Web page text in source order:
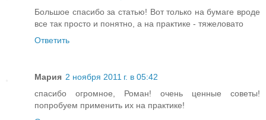
Большое спасибо за статью! Вот только на бумаге вроде
все так просто и понятно, а на практике - тяжеловато
Ответить
Мария 2 ноября 2011 г. в 05:42
спасибо огромное, Роман! очень ценные советы!
попробуем применить их на практике!